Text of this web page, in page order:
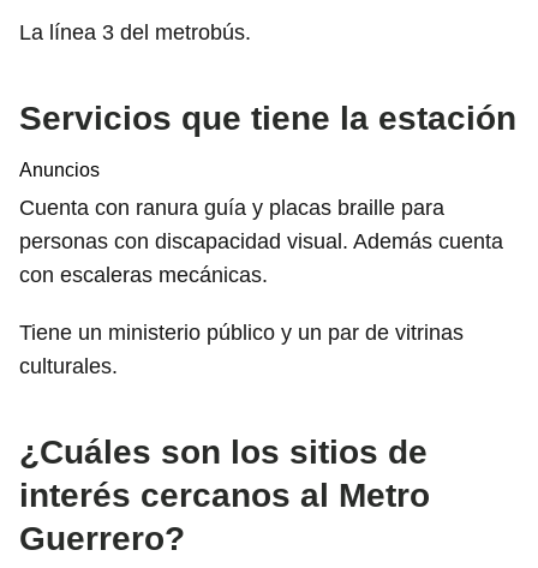
La línea 3 del metrobús.
Servicios que tiene la estación
Anuncios
Cuenta con ranura guía y placas braille para
personas con discapacidad visual. Además cuenta
con escaleras mecánicas.
Tiene un ministerio público y un par de vitrinas
culturales.
¿Cuáles son los sitios de
interés cercanos al Metro
Guerrero?